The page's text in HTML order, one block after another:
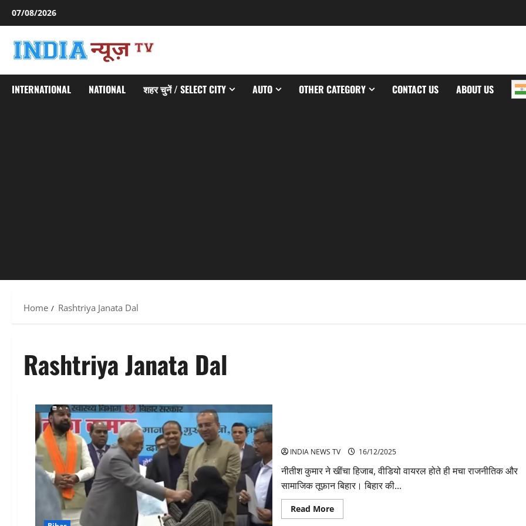
07/08/2026
INTERNATIONAL NATIONAL शहर चुनें / SELECT CITY AUTO OTHER CATEGORY CONTACT US ABOUT US
Home Rashtriya Janata Dal
Rashtriya Janata Dal
INDIA NEWS TV 16/12/2025
नीतीश कुमार ने खींचा हिजाब, वीडियो वायरल होते ही मचा राजनीतिक और
सामाजिक तूफ़ान बिहार। बिहार की...
Read MoreRead
more